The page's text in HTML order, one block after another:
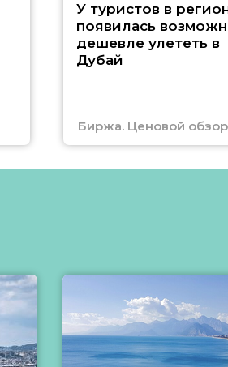
У туристов в
появилась
дешевле улететь в
Дубай
Биржа. Ценовой обзор